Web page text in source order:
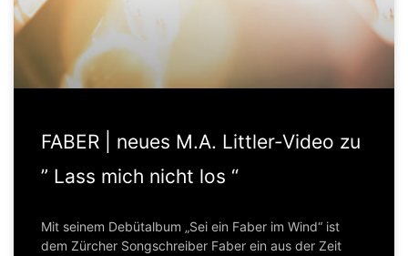
FABER | neues M.A. Littler-Video zu
” Lass mich nicht los “
Mit seinem Debütalbum „Sei ein Faber im Wind“ ist
dem Zürcher Songschreiber Faber ein aus der Zeit